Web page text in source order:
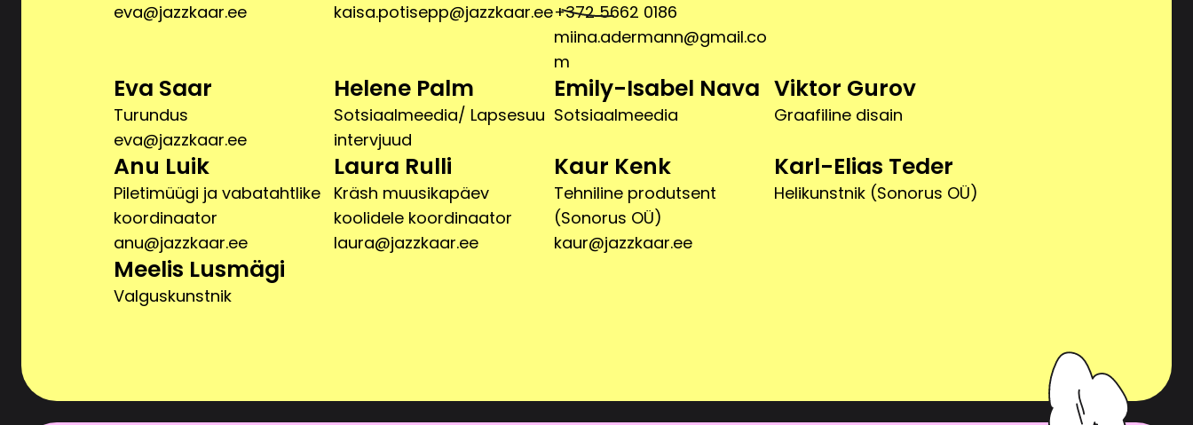
eva@jazzkaar.ee
kaisa.potisepp@jazzkaar.ee+372 5662 0186
miina.adermann@gmail.co
m
Eva Saar
Turundus
eva@jazzkaar.ee
Helene Palm
Sotsiaalmeedia/ Lapsesuu
intervjuud
Emily-Isabel Nava
Sotsiaalmeedia
Viktor Gurov
Graafiline disain
Anu Luik
Piletimüügi ja vabatahtlike
koordinaator
anu@jazzkaar.ee
Laura Rulli
Kräsh muusikapäev
koolidele koordinaator
laura@jazzkaar.ee
Kaur Kenk
Tehniline produtsent
(Sonorus OÜ)
kaur@jazzkaar.ee
Karl-Elias Teder
Helikunstnik (Sonorus OÜ)
Meelis Lusmägi
Valguskunstnik